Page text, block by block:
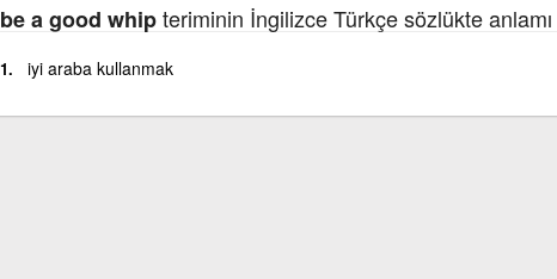
be a good whipteriminin İngilizce Türkçe sözlükte anlamı
iyi araba kullanmak